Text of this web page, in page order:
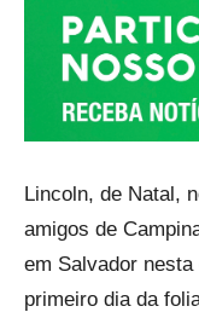
Lincoln, de Natal,
amigos de
em Salvador
primeiro dia da